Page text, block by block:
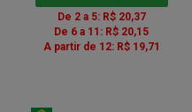
De 2 a 5: R$ 20,37
De 6 a 11: R$ 20,15
A partir de 12: R$ 19,71